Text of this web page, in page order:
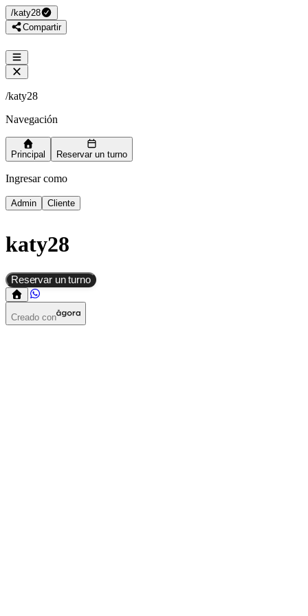
/katy28
Compartir
/katy28
Navegación
Principal Reservar un turno
Ingresar como
Admin Cliente
katy28
Reservar un turno
Creado con